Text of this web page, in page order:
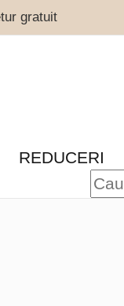
gratuit
REDUCERI